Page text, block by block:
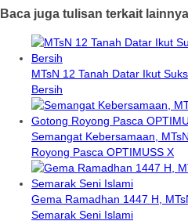
Baca juga tulisan terkait lainnya
MTsN 12 Tanah Datar Ikut
Bersih
Semangat Kebersamaan,
Royong Pasca OPTIMUSS X
Gema Ramadhan 1447 H,
Semarak Seni Islami